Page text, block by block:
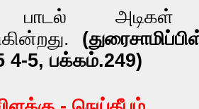
பாடல் அடிகள்
5, பக்கம்.249)